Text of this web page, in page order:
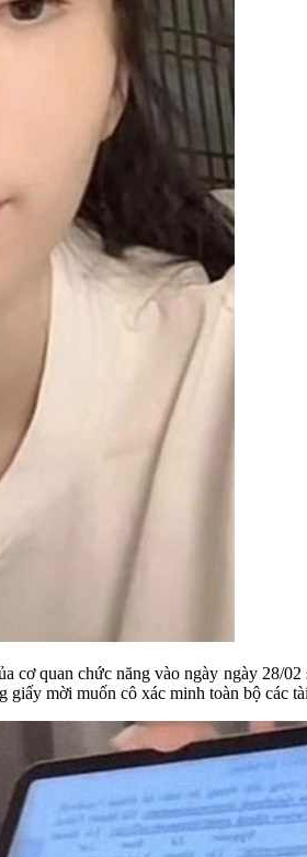
cơ quan chức năng vào ngày ngày
mời muốn cô xác minh toàn bộ các